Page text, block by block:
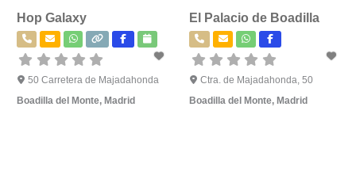
Hop Galaxy
50 Carretera de Majadahonda
Boadilla del Monte, Madrid
El Palacio de Boadilla
Ctra. de Majadahonda, 50
Boadilla del Monte, Madrid